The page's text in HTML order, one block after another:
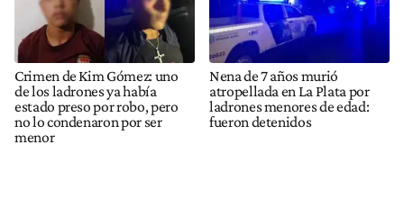
Crimen de Kim Gómez: uno
de los ladrones ya había
estado preso por robo, pero
no lo condenaron por ser
menor
Nena de 7 años murió
atropellada en La Plata por
ladrones menores de edad:
fueron detenidos